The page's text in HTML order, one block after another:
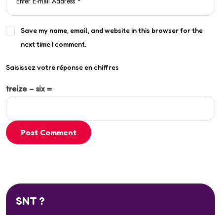
Save my name, email, and website in this browser for the
next time I comment.
Saisissez votre réponse en chiffres
treize − six =
Post Comment
SNT ?